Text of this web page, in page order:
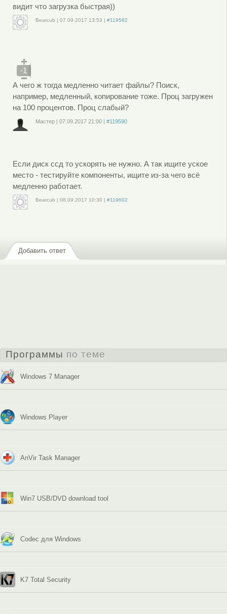
видит что загрузка быстрая))
Bearcub | 07.09.2017 13:53 | #119582
-1
А чего ж тогда медленно читает файлы? Поиск,
например, медленный, копирование тоже. Проц загружен
на 100 процентов. Проц слабый?
Мастер| 07.09.2017 21:00| #119590
Если диск ссд то ускорять не нужно. А так ищите уское
место - тестируйте компоненты, ищите из-за чего всё
медленно работает.
Bearcub | 08.09.2017 10:30 | #119602
Добавить ответ
Программы по теме
Windows 7 Manager
Windows Player
AnVir Task Manager
Win7 USB/DVD download tool
Codec для Windows
K7 Total Security